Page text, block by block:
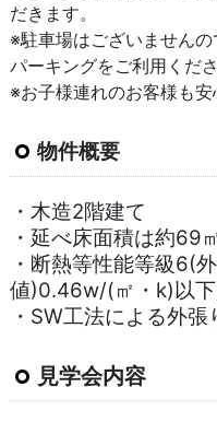
だきます。
※駐車場はございません
パーキングをご利用くださ
※お子様連れのお客様も安
物件概要
・木造2階建て
・ 延べ床面積は約69
・断熱等性能等級6(
値)0.46w/(㎡・k)以
・SW工法による外
見学会内容